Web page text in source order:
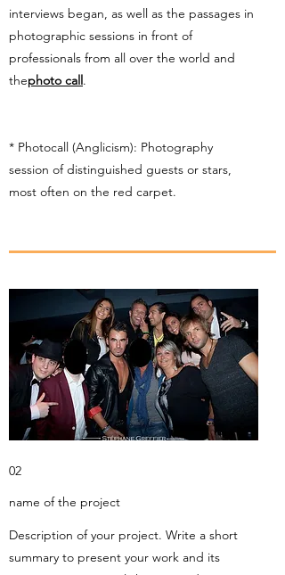
interviews began, as well as the passages in
photographic sessions in front of
professionals from all over the world and
thephoto call.
* Photocall (Anglicism): Photography
session of distinguished guests or stars,
most often on the red carpet.
02
name of the project
Description of your project. Write a short
summary to present your work and its